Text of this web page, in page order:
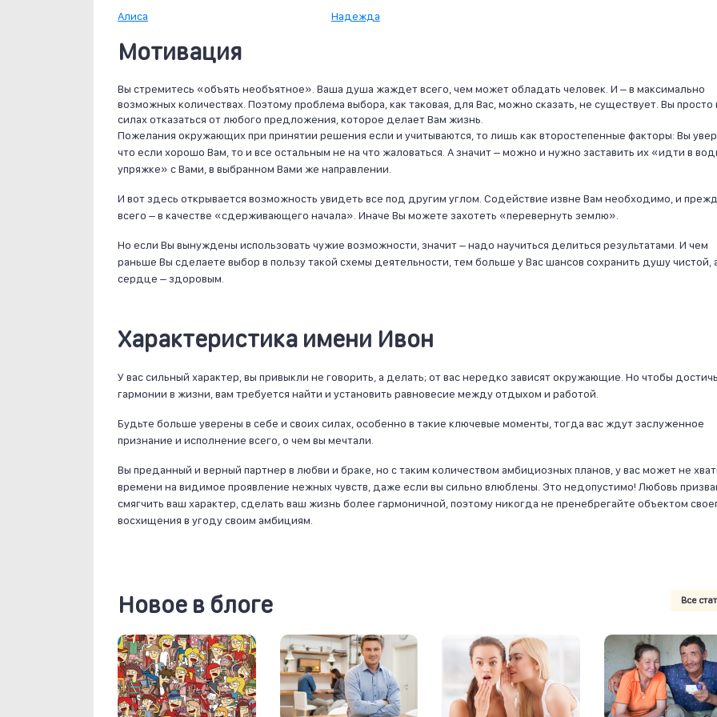
Алиса
Надежда
Мотивация
Вы стремитесь «объять необъятное». Ваша душа жаждет всего, чем может обладать человек. И – в максимально
возможных количествах. Поэтому проблема выбора, как таковая, для Вас, можно сказать, не существует. Вы просто
силах отказаться от любого предложения, которое делает Вам жизнь.
Пожелания окружающих при принятии решения если и учитываются, то лишь как второстепенные факторы: Вы
что если хорошо Вам, то и все остальным не на что жаловаться. А значит – можно и нужно заставить их «идти в
упряжке» с Вами, в выбранном Вами же направлении.
И вот здесь открывается возможность увидеть все под другим углом. Содействие извне Вам необходимо, и
всего – в качестве «сдерживающего начала». Иначе Вы можете захотеть «перевернуть землю».
Но если Вы вынуждены использовать чужие возможности, значит – надо научиться делиться результатами. И чем
раньше Вы сделаете выбор в пользу такой схемы деятельности, тем больше у Вас шансов сохранить душу чистой,
сердце – здоровым.
Характеристика имени Ивон
У вас сильный характер, вы привыкли не говорить, а делать; от вас нередко зависят окружающие. Но чтобы достичь
гармонии в жизни, вам требуется найти и установить равновесие между отдыхом и работой.
Будьте больше уверены в себе и своих силах, особенно в такие ключевые моменты, тогда вас ждут заслуженное
признание и исполнение всего, о чем вы мечтали.
Вы преданный и верный партнер в любви и браке, но с таким количеством амбициозных планов, у вас может не
времени на видимое проявление нежных чувств, даже если вы сильно влюблены. Это недопустимо! Любовь
смягчить ваш характер, сделать ваш жизнь более гармоничной, поэтому никогда не пренебрегайте объектом
восхищения в угоду своим амбициям.
Новое в блоге Все